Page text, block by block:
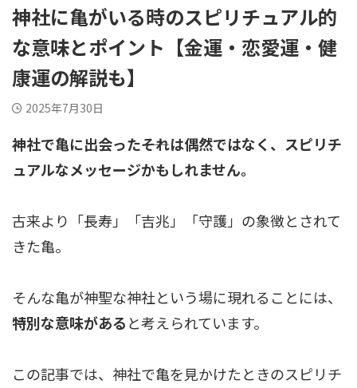
神社に亀がいる時のスピリチュアル的
な意味とポイント【金運・恋愛運・健
康運の解説も】
2025年7月30日
神社で亀に出会った――それは偶然ではなく、スピリチ
ュアルなメッセージかもしれません。
古来より「長寿」「吉兆」「守護」の象徴とされて
きた亀。
そんな亀が神聖な神社という場に現れることには、
特別な意味があると考えられています。
この記事では、神社で亀を見かけたときのスピリチ